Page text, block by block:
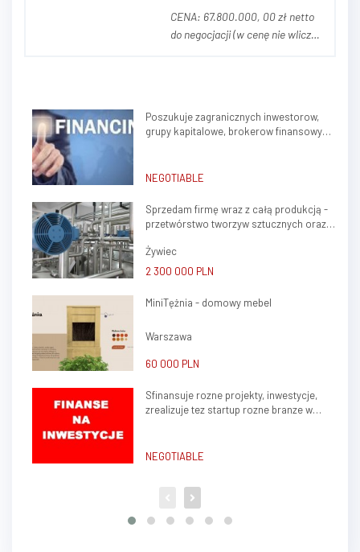
CENA: 67.800.000, 00 zł netto
do negocjacji (w cenę nie wlicza
zorganizowany kompleks
przemysłowo-produkcyjny,
Poszukuje zagranicznych inwestorow,
grupy kapitalowe, brokerow finansowych
NEGOTIABLE
Sprzedam firmę wraz z całą produkcją -
przetwórstwo tworzyw sztucznych oraz
Żywiec
2 300 000 PLN
MiniTężnia - domowy mebel
Warszawa
60 000 PLN
Sfinansuje rozne projekty, inwestycje,
zrealizuje tez startup rozne branze w
NEGOTIABLE